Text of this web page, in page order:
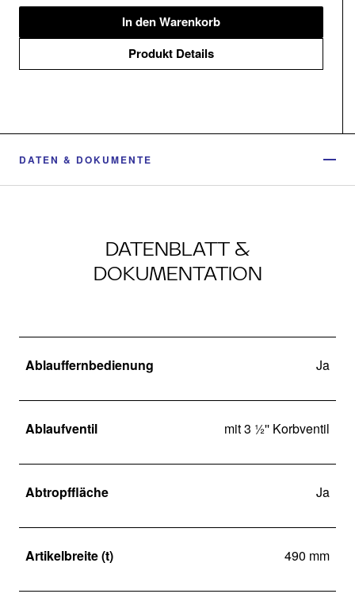
In den Warenkorb
Produkt Details
DATEN & DOKUMENTE
DATENBLATT &
DOKUMENTATION
Ablauffernbedienung Ja
Ablaufventil mit 3 ½'' Korbventil
Abtropffläche Ja
Artikelbreite (t) 490 mm